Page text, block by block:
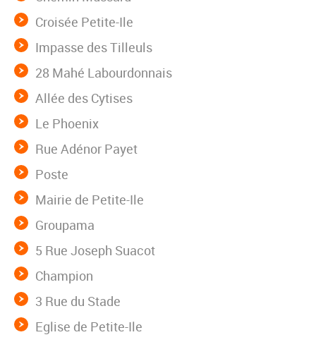
Croisée Petite-Ile
Impasse des Tilleuls
28 Mahé Labourdonnais
Allée des Cytises
Le Phoenix
Rue Adénor Payet
Poste
Mairie de Petite-Ile
Groupama
5 Rue Joseph Suacot
Champion
3 Rue du Stade
Eglise de Petite-Ile